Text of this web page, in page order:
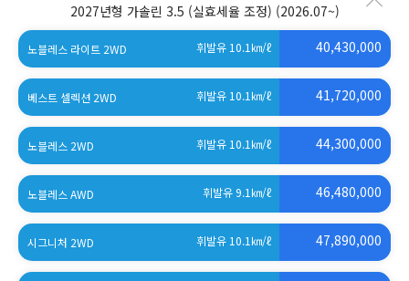
2027년형 가솔린 3.5 (실효세율 조정) (2026.07~)
노블레스 라이트 2WD 휘발유 10.1 ㎞/ℓ 40,430,000
베스트 셀렉션 2WD 휘발유 10.1 ㎞/ℓ 41,720,000
노블레스 2WD 휘발유 10.1 ㎞/ℓ 44,300,000
노블레스 AWD 휘발유 9.1 ㎞/ℓ 46,480,000
시그니처 2WD 휘발유 10.1 ㎞/ℓ 47,890,000